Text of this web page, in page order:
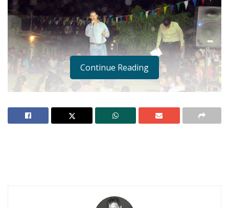
Ahuacatlán celebrá el día de Reyes con rosca y
Continue Reading